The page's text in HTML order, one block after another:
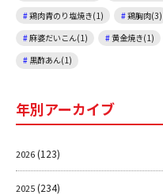
鶏肉青のり塩焼き(1)
鶏胸肉(3)
麻婆だいこん(1)
黄金焼き(1)
黒酢あん(1)
年別アーカイブ
2026(123)
2025(234)